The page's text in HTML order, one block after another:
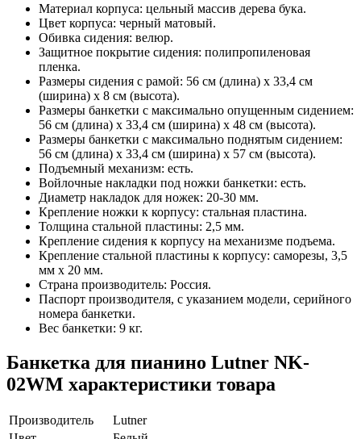
Материал корпуса: цельный массив дерева бука.
Цвет корпуса: черный матовый.
Обивка сидения: велюр.
Защитное покрытие сидения: полипропиленовая
пленка.
Размеры сидения с рамой: 56 см (длина) х 33,4 см
(ширина) х 8 см (высота).
Размеры банкетки с максимально опущенным сидением:
56 см (длина) х 33,4 см (ширина) х 48 см (высота).
Размеры банкетки с максимально поднятым сидением:
56 см (длина) х 33,4 см (ширина) х 57 см (высота).
Подъемный механизм: есть.
Войлочные накладки под ножки банкетки: есть.
Диаметр накладок для ножек: 20-30 мм.
Крепление ножки к корпусу: стальная пластина.
Толщина стальной пластины: 2,5 мм.
Крепление сидения к корпусу на механизме подъема.
Крепление стальной пластины к корпусу: саморезы, 3,5
мм х 20 мм.
Страна производитель: Россия.
Паспорт производителя, с указанием модели, серийного
номера банкетки.
Вес банкетки: 9 кг.
Банкетка для пианино Lutner NK-
02WM характеристики товара
Производитель
Lutner